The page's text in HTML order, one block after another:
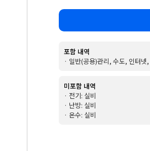
포함 내역
· 일반(공용)관리, 수도, 인터넷
미포함 내역
· 전기: 실비
· 난방: 실비
· 온수: 실비